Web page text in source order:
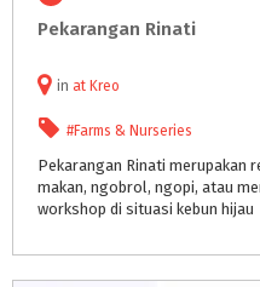
Pekarangan Rinati
in at Kreo
#Farms & Nurseries
Pekarangan Rinati merupakan
makan, ngobrol, ngopi, atau
workshop di situasi kebun hijau